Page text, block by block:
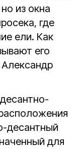
из окна
где
ели. Как
его
десантный
для